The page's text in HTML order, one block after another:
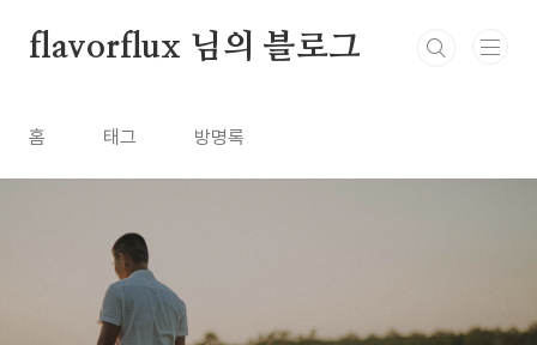
flavorflux 님의 블로그
홈 태그 방명록